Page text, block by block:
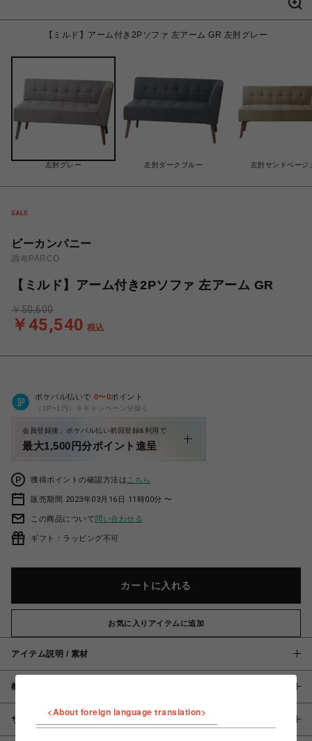
【ミルド】アーム付き2Pソファ 左アーム GR 左肘グレー
左肘グレー 左肘ダークブルー 左肘サンドベージ
ビーカンパニー
調布PARCO
【ミルド】アーム付き2Pソファ 左アーム GR
￥45,540 税込
￥50,600
ポケパル払いで 0〜0ポイント
（1P=1円）※キャンペーン分除く
会員登録後、ポケパル払い初回登録&利用で
最大1,500円分ポイント進呈
獲得ポイントの確認方法は こちら
販売期間 2023年03月16日 11時00分 〜
この商品について問い合わせる
ギフト：ラッピング不可
カートに入れる
お気に入りアイテムに追加
アイテム説明 / 素材
概要
サイズ
<About foreign language translation>